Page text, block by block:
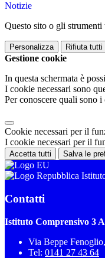
Notizie
Questo sito o gli
Personalizza Rifiuta tutti
Gestione cookie
In questa schermata è
I cookie necessari sono
Per conoscere quali sono
Cookie necessari per il
I cookie necessari per il
Accetta tutti Salva le
Contatti
Istituto Comprensivo 3
Via Beppe
Tel: 0141 27 43 64